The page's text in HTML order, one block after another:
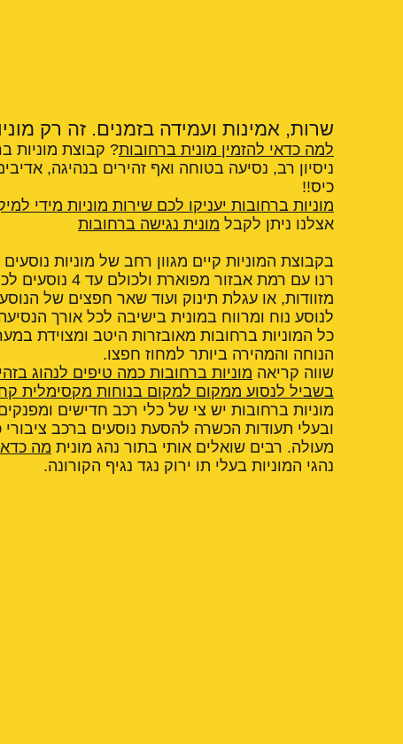
שרות, אמינות ועמידה בזמנים. זה רק
למה כדאי להזמין מונית ברחובות? קבוצת מוניות
ניסיון רב, נסיעה בטוחה ואף זהירים בנהיגה,
כיס!!
מוניות ברחובות יעניקו לכם שירות מוניות מידי
אצלנו ניתן לקבל מונית נגישה ברחובות
בקבוצת המוניות קיים מגוון רחב של מוניות
רנו עם רמת
מזוודות, או עגלת תינוק ועוד שאר חפצים של
לנוסע נוח ומרווח במונית בישיבה לכל אורך
כל המוניות ברחובות מאובזרות היטב ומצוידת
הנוחה והמהירה ביותר למחוז חפצו.
שווה קריאה מוניות ברחובות כמה טיפים לנהוג
בשביל לנסוע ממקום למקום בנוחות מקסימלית
מוניות ברחובות יש צי של כלי רכב חדישים
ובעלי תעודות הכשרה להסעת נוסעים ברכב ציבורי
מעולה. רבים שואלים אותי בתור נהג מונית מה
נהגי המוניות בעלי תו ירוק נגד נגיף הקורונה.